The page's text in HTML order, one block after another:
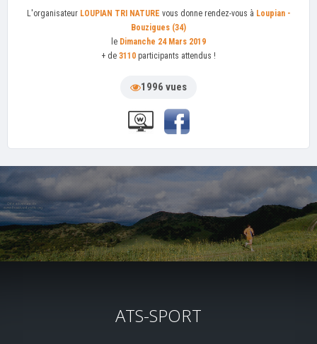
L'organisateur LOUPIAN TRI NATURE vous donne rendez-vous à Loupian -
Bouzigues (34)
le Dimanche 24 Mars 2019
+ de 3110 participants attendus !
1996 vues
ATS-SPORT